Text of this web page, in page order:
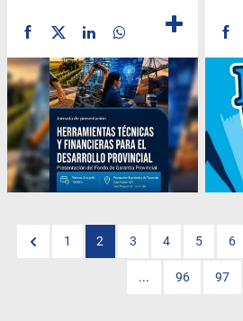
1 2 3 4 5 6
... 96 97